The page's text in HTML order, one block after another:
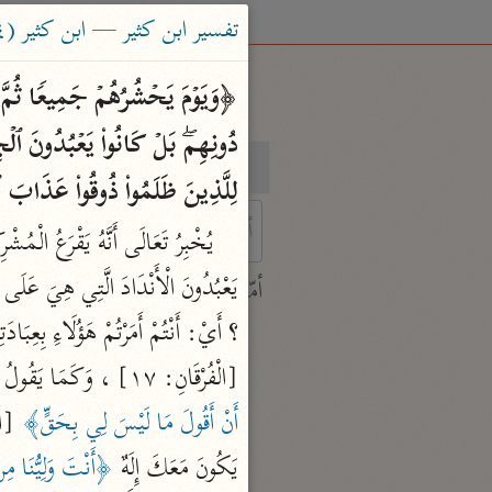
بحث
characters for results.
أمّهات
جامع البيان
ابن جرير الطبري (٣١٠ هـ)
نحو ٢٨ مجلدًا
تفسير القرآن العظيم
ابن كثير (٧٧٤ هـ)
تفسير ابن كثير — ابن كثير (٧٧٤ هـ)
لِلَّذِینَ ظَلَمُوا۟ ذُوقُوا۟ عَذَابَ
يَعْبُدُونَ الْأَنْدَادَ الَّتِي هِيَ
؟ أَيْ: أَنْتُمْ أَمَرْتُمْ هَؤُلَاءِ
[الْفُرْقَانِ: ١٧] ، وَكَمَا يَقُولُ لِعِيسَى:
أَنْ أَقُولَ مَا لَيْسَ لِي بِحَقٍّ﴾
يَكُونَ مَعَكَ إِلَهٌ ﴿أَنْتَ وَلِيُّنَا